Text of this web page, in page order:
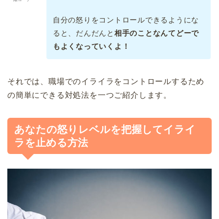
自分の怒りをコントロールできるようにな
ると、だんだんと 相手のことなんてどーで
もよくなっていくよ！
それでは、職場でのイライラをコントロールするため
の簡単にできる対処法を一つご紹介します。
あなたの怒りレベルを把握してイライ
ラを止める方法